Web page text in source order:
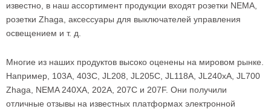
известно, в наш ассортимент продукции входят розетки NEMA,
розетки Zhaga, аксессуары для выключателей управления
освещением и т. д.
Многие из наших продуктов высоко оценены на мировом рынке.
Например, 103A, 403C, JL208, JL205C, JL118A, JL240xA, JL700
Zhaga, NEMA 240XA, 202A, 207C и 207F. Они получили
отличные отзывы на известных платформах электронной